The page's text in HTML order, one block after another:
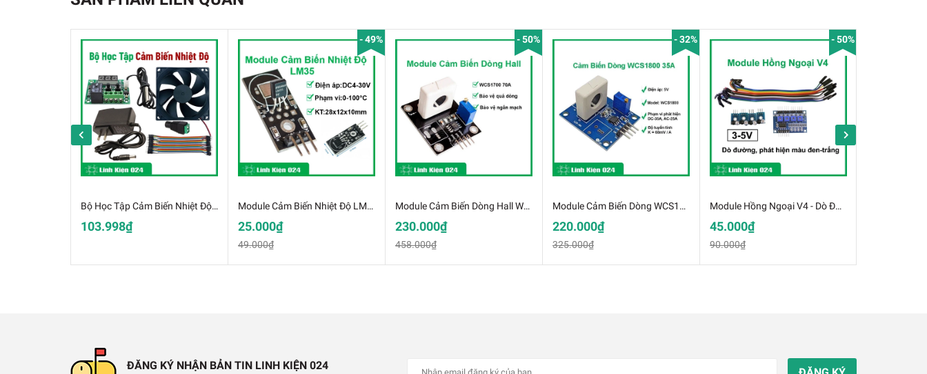
Dòng tiêu thụ : 55mA
Bộ Học Tập Cảm Biến Nhiệt Độ Bài Tập Công Nghệ Lớp 8
103.998₫
- 49%
Module Cảm Biến Nhiệt Độ LM35
25.000₫
49.000₫
- 50%
Module Cảm Biến Dòng Hall WCS1700 70A Bảo Vệ Quá Dòng Ngắn Mạch (K3H20)
230.000₫
458.000₫
- 32%
Module Cảm Biến Dòng WCS1800 35A (K3H19)
220.000₫
325.000₫
- 50%
Module Hồng Ngoại V4 - Dò Đường Phát Hiện Màu Đen-Trắng
45.000₫
90.000₫
ĐĂNG KÝ NHẬN BẢN TIN LINH KIỆN 024